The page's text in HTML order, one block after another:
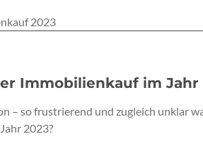
2023
Immobilienkauf im Jahr
– so frustrierend und zugleich unklar
2023?